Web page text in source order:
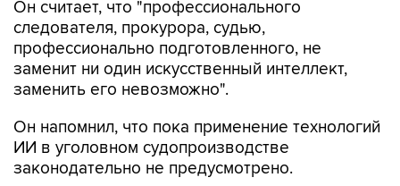
профессионально подготовленного, не
заменит ни один искусственный интеллект,
заменить его невозможно".
Он напомнил, что пока применение технологий
законодательно не предусмотрено.
По его словам, следует рассматривать